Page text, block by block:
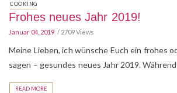
COOKING
Frohes neues Jahr 2019!
Januar 04, 2019 2709 Views
Meine Lieben, ich wünsche Euch ein frohes
sagen – gesundes neues Jahr 2019.
READ MORE